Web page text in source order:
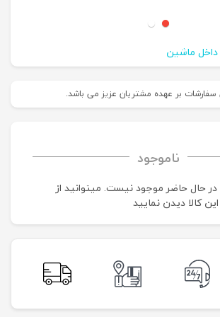
ماشین
سفارشات بر عهده مشتریان عزیز می باشد.
ناموجود
در حال حاضر موجود نیست. می‍توانید از
کالا دیدن نمایید